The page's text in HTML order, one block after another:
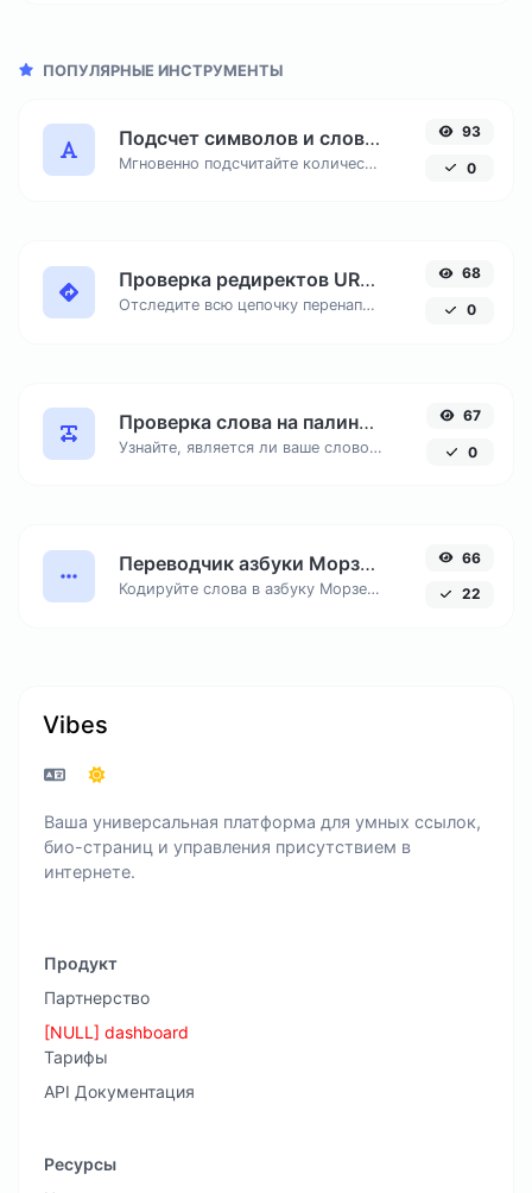
ПОПУЛЯРНЫЕ ИНСТРУМЕНТЫ
Подсчет символов и слов онлайн
Мгновенно подсчитайте количество знаков с пробелами и без, число слов и строк в вашем тексте для SEO и копирайтинга.
93
0
Проверка редиректов URL онлайн
Отследите всю цепочку перенаправлений (301, 302) до конечного URL. Незаменимый инструмент для SEO-аудита.
68
0
Проверка слова на палиндром онлайн
Узнайте, является ли ваше слово или фраза палиндромом — перевертышем, читающимся одинаково в обе стороны.
67
0
Переводчик азбуки Морзе онлайн
Кодируйте слова в азбуку Морзе (точки и тире) и расшифровывайте сигналы обратно в читаемый текст.
66
22
Vibes
Ваша универсальная платформа для умных ссылок,
био-страниц и управления присутствием в
интернете.
Продукт
Партнерство
[NULL] dashboard
Тарифы
API Документация
Ресурсы